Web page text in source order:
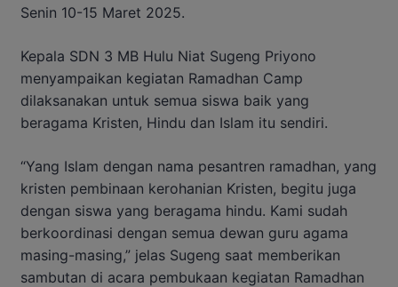
Senin 10-15 Maret 2025.
Kepala SDN 3 MB Hulu Niat Sugeng Priyono
menyampaikan kegiatan Ramadhan Camp
dilaksanakan untuk semua siswa baik yang
beragama Kristen, Hindu dan Islam itu sendiri.
“Yang Islam dengan nama pesantren ramadhan, yang
kristen pembinaan kerohanian Kristen, begitu juga
dengan siswa yang beragama hindu. Kami sudah
berkoordinasi dengan semua dewan guru agama
masing-masing,” jelas Sugeng saat memberikan
sambutan di acara pembukaan kegiatan Ramadhan